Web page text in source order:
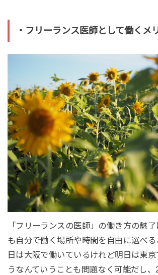
・フリーランス医師として働くメ
「フリーランスの医師」の働き方の魅
も自分で働く場所や時間を自由に選べ
日は大阪で働いているけれど明日は東
うなんていうことも問題なく可能だし